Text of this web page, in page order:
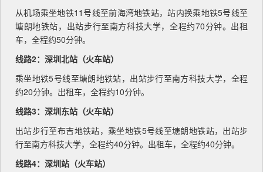
从机场乘坐地铁11号线至前海湾地铁站，站内换乘地铁5号线至
塘朗地铁站，出站步行至南方科技大学，全程约70分钟。出租
车，全程约50分钟。
线路2：深圳北站（火车站）
乘坐地铁5号线至塘朗地铁站，出站步行至南方科技大学，全程
约20分钟。出租车，全程约10分钟。
线路3：深圳东站（火车站）
出站步行至布吉地铁站，乘坐地铁5号线至塘朗地铁站，出站步
行至南方科技大学，全程约40分钟。出租车，全程约40分钟。
线路4：深圳站（火车站）